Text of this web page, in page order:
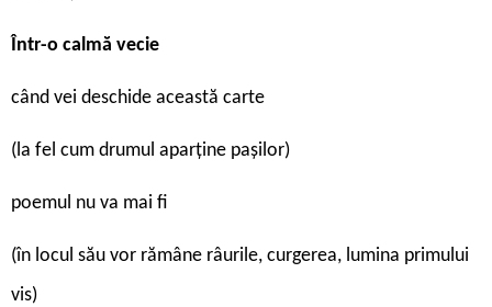
Într-o calmă vecie
când vei deschide această carte
(la fel cum drumul aparţine pașilor)
poemul nu va mai fi
(în locul său vor rămâne râurile, curgerea, lumina primului
vis)